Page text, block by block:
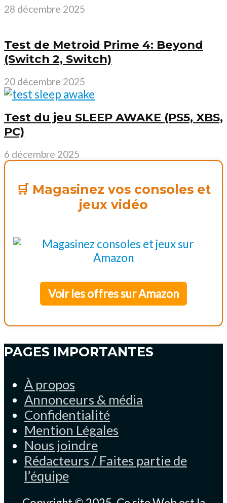
28 décembre 2025
Test de Metroid Prime 4: Beyond
(Switch 2, Switch)
20 décembre 2025
Test du jeu SLEEP AWAKE (PS5, XBS,
PC)
6 décembre 2025
🛒 Magasinez vos consoles et
jeux vidéo
Voir les offres sur Amazon
PAGES IMPORTANTES
À propos
Annonceurs & média
Confidentialité
Mention Légales
Nous joindre
Rédacteurs / Faites partie de
l’équipe